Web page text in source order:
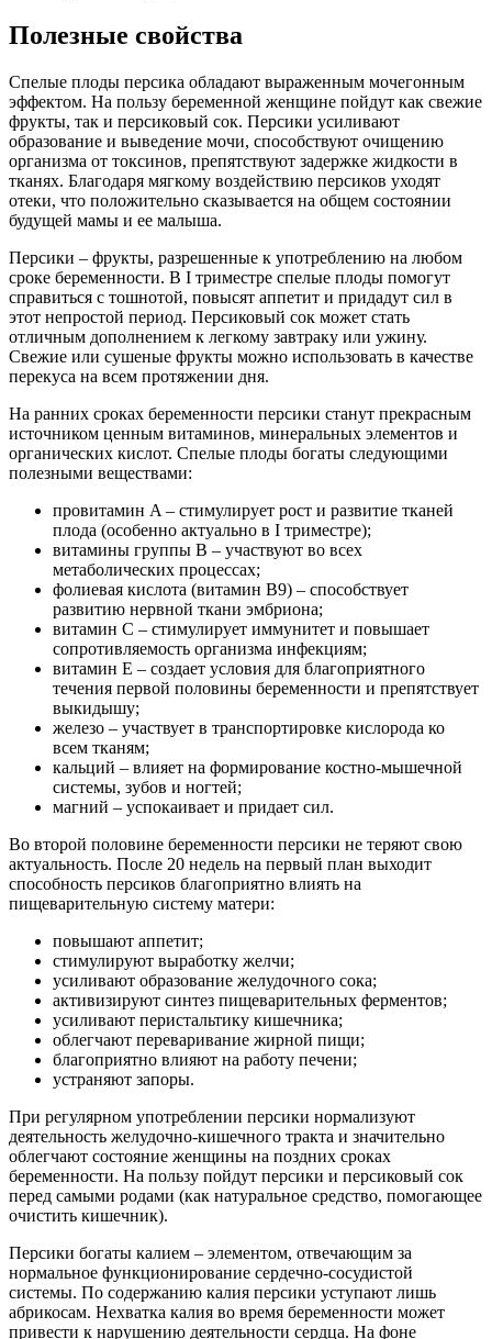
Полезные свойства
Спелые плоды персика обладают выраженным мочегонным
эффектом. На пользу беременной женщине пойдут как свежие
фрукты, так и персиковый сок. Персики усиливают
образование и выведение мочи, способствуют очищению
организма от токсинов, препятствуют задержке жидкости в
тканях. Благодаря мягкому воздействию персиков уходят
отеки, что положительно сказывается на общем состоянии
будущей мамы и ее малыша.
Персики – фрукты, разрешенные к употреблению на любом
сроке беременности. В I триместре спелые плоды помогут
справиться с тошнотой, повысят аппетит и придадут сил в
этот непростой период. Персиковый сок может стать
отличным дополнением к легкому завтраку или ужину.
Свежие или сушеные фрукты можно использовать в качестве
перекуса на всем протяжении дня.
На ранних сроках беременности персики станут прекрасным
источником ценным витаминов, минеральных элементов и
органических кислот. Спелые плоды богаты следующими
полезными веществами:
провитамин A – стимулирует рост и развитие тканей
плода (особенно актуально в I триместре);
витамины группы B – участвуют во всех
метаболических процессах;
фолиевая кислота (витамин B9) – способствует
развитию нервной ткани эмбриона;
витамин C – стимулирует иммунитет и повышает
сопротивляемость организма инфекциям;
витамин E – создает условия для благоприятного
течения первой половины беременности и препятствует
выкидышу;
железо – участвует в транспортировке кислорода ко
всем тканям;
кальций – влияет на формирование костно-мышечной
системы, зубов и ногтей;
магний – успокаивает и придает сил.
Во второй половине беременности персики не теряют свою
актуальность. После 20 недель на первый план выходит
способность персиков благоприятно влиять на
пищеварительную систему матери:
повышают аппетит;
стимулируют выработку желчи;
усиливают образование желудочного сока;
активизируют синтез пищеварительных ферментов;
усиливают перистальтику кишечника;
облегчают переваривание жирной пищи;
благоприятно влияют на работу печени;
устраняют запоры.
При регулярном употреблении персики нормализуют
деятельность желудочно-кишечного тракта и значительно
облегчают состояние женщины на поздних сроках
беременности. На пользу пойдут персики и персиковый сок
перед самыми родами (как натуральное средство, помогающее
очистить кишечник).
Персики богаты калием – элементом, отвечающим за
нормальное функционирование сердечно-сосудистой
системы. По содержанию калия персики уступают лишь
абрикосам. Нехватка калия во время беременности может
привести к нарушению деятельности сердца. На фоне